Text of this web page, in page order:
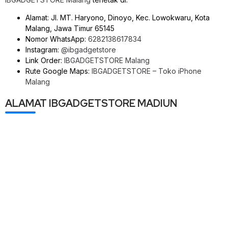
Alamat: Jl. MT. Haryono, Dinoyo, Kec. Lowokwaru, Kota
Malang, Jawa Timur 65145
Nomor WhatsApp: 6282138617834
Instagram: @ibgadgetstore
Link Order: IBGADGETSTORE Malang
Rute Google Maps: IBGADGETSTORE – Toko iPhone
Malang
ALAMAT IBGADGETSTORE MADIUN